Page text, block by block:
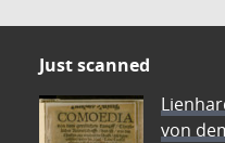
Just scanned
von